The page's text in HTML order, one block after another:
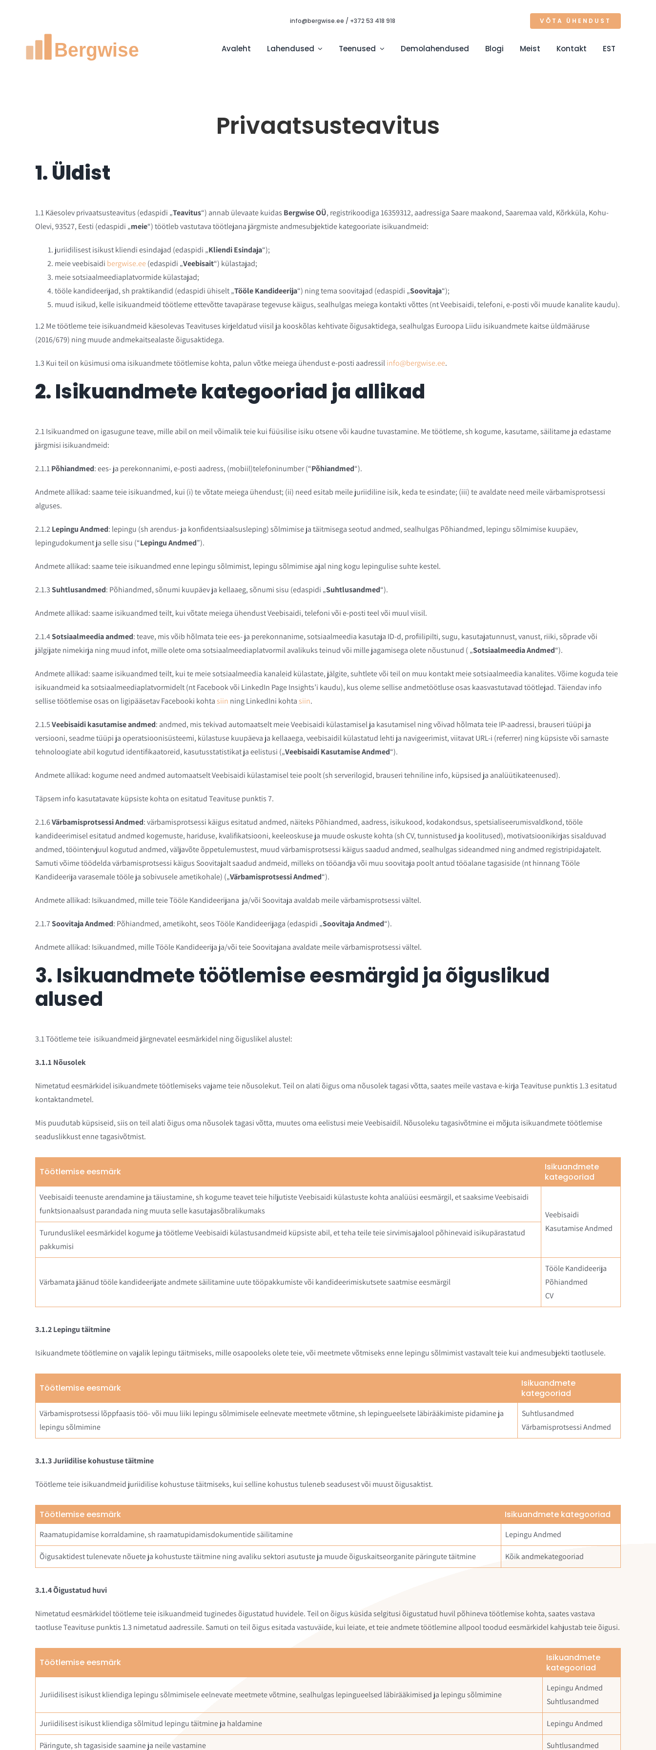
info@bergwise.ee / +372 53 418 918 VÕTA ÜHENDUST
Avaleht Lahendused Teenused Demolahendused Blogi Meist Kontakt EST
Privaatsusteavitus
1. Üldist
1.1 Käesolev privaatsusteavitus (edaspidi „Teavitus“) annab ülevaate kuidas Bergwise OÜ, registrikoodiga 16359312, aadressiga Saare maakond, Saaremaa vald, Kõrkküla, Kohu-
Olevi, 93527, Eesti (edaspidi „meie“) töötleb vastutava töötlejana järgmiste andmesubjektide kategooriate isikuandmeid:
juriidilisest isikust kliendi esindajad (edaspidi „Kliendi Esindaja“);
meie veebisaidi bergwise.ee(edaspidi „Veebisait“) külastajad;
meie sotsiaalmeediaplatvormide külastajad;
tööle kandideerijad, sh praktikandid (edaspidi ühiselt „Tööle Kandideerija“) ning tema soovitajad (edaspidi „Soovitaja“);
muud isikud, kelle isikuandmeid töötleme ettevõtte tavapärase tegevuse käigus, sealhulgas meiega kontakti võttes (nt Veebisaidi, telefoni, e-posti või muude kanalite kaudu).
1.2Me töötleme teie isikuandmeid käesolevas Teavituses kirjeldatud viisil ja kooskõlas kehtivate õigusaktidega, sealhulgas Euroopa Liidu isikuandmete kaitse üldmääruse
(2016/679) ning muude andmekaitsealaste õigusaktidega.
1.3 Kui teil on küsimusi oma isikuandmete töötlemise kohta, palun võtke meiega ühendust e-posti aadressilinfo@bergwise.ee.
2. Isikuandmete kategooriad ja allikad
2.1Isikuandmed on igasugune teave, mille abil on meil võimalik teie kui füüsilise isiku otsene või kaudne tuvastamine. Me töötleme, sh kogume, kasutame, säilitame ja edastame
järgmisi isikuandmeid:
2.1.1Põhiandmed: ees- ja perekonnanimi, e-posti aadress, (mobiil)telefoninumber (“Põhiandmed“).
Andmete allikad: saame teie isikuandmed, kui (i) te võtate meiega ühendust; (ii) need esitab meile juriidiline isik, keda te esindate; (iii) te avaldate need meile värbamisprotsessi
alguses.
2.1.2Lepingu Andmed: lepingu (sh arendus- ja konfidentsiaalsusleping) sõlmimise ja täitmisega seotud andmed, sealhulgas Põhiandmed, lepingu sõlmimise kuupäev,
lepingudokument ja selle sisu (“Lepingu Andmed”).
Andmete allikad: saame teie isikuandmed enne lepingu sõlmimist, lepingu sõlmimise ajal ning kogu lepingulise suhte kestel.
2.1.3Suhtlusandmed: Põhiandmed, sõnumi kuupäev ja kellaaeg, sõnumi sisu (edaspidi „Suhtlusandmed“).
Andmete allikad: saame isikuandmed teilt, kui võtate meiega ühendust Veebisaidi, telefoni või e-posti teel või muul viisil.
2.1.4Sotsiaalmeedia andmed: teave, mis võib hõlmata teie ees- ja perekonnanime, sotsiaalmeedia kasutaja ID-d, profiilipilti, sugu, kasutajatunnust, vanust, riiki, sõprade või
jälgijate nimekirja ning muud infot, mille olete oma sotsiaalmeediaplatvormil avalikuks teinud või mille jagamisega olete nõustunud ( „Sotsiaalmeedia Andmed“).
Andmete allikad: saame isikuandmed teilt, kui te meie sotsiaalmeedia kanaleid külastate, jälgite, suhtlete või teil on muu kontakt meie sotsiaalmeedia kanalites. Võime koguda teie
isikuandmeid ka sotsiaalmeediaplatvormidelt (nt Facebook või LinkedIn Page Insights’i kaudu), kus oleme sellise andmetöötluse osas kaasvastutavad töötlejad. Täiendav info
sellise töötlemise osas on ligipääsetav Facebooki kohta siin ning LinkedIni kohta siin.
2.1.5Veebisaidi kasutamise andmed: andmed, mis tekivad automaatselt meie Veebisaidi külastamisel ja kasutamisel ning võivad hõlmata teie IP-aadressi, brauseri tüüpi ja
versiooni, seadme tüüpi ja operatsioonisüsteemi, külastuse kuupäeva ja kellaaega, veebisaidil külastatud lehti ja navigeerimist, viitavat URL-i (referrer) ning küpsiste või sarnaste
tehnoloogiate abil kogutud identifikaatoreid, kasutusstatistikat ja eelistusi („Veebisaidi Kasutamise Andmed“).
Andmete allikad: kogume need andmed automaatselt Veebisaidi külastamisel teie poolt (sh serverilogid, brauseri tehniline info, küpsised ja analüütikateenused).
Täpsem info kasutatavate küpsiste kohta on esitatud Teavituse punktis 7.
2.1.6Värbamisprotsessi Andmed: värbamisprotsessi käigus esitatud andmed, näiteks Põhiandmed, aadress, isikukood, kodakondsus, spetsialiseerumisvaldkond, tööle
kandideerimisel esitatud andmed kogemuste, hariduse, kvalifikatsiooni, keeleoskuse ja muude oskuste kohta (sh CV, tunnistused ja koolitused), motivatsioonikirjas sisalduvad
andmed, tööintervjuul kogutud andmed, väljavõte õppetulemustest, muud värbamisprotsessi käigus saadud andmed, sealhulgas sideandmed ning andmed registripidajatelt.
Samuti võime töödelda värbamisprotsessi käigus Soovitajalt saadud andmeid, milleks on tööandja või muu soovitaja poolt antud tööalane tagasiside (nt hinnang Tööle
Kandideerija varasemale tööle ja sobivusele ametikohale) („Värbamisprotsessi Andmed“).
Andmete allikad: Isikuandmed, mille teie Tööle Kandideerijana ja/või Soovitaja avaldab meile värbamisprotsessi vältel.
2.1.7Soovitaja Andmed: Põhiandmed, ametikoht, seos Tööle Kandideerijaga (edaspidi „Soovitaja Andmed“).
Andmete allikad: Isikuandmed, mille Tööle Kandideerija ja/või teie Soovitajana avaldate meile värbamisprotsessi vältel.
3. Isikuandmete töötlemise eesmärgid ja õiguslikud
alused
3.1Töötleme teie isikuandmeid järgnevatel eesmärkidel ning õiguslikel alustel:
3.1.1 Nõusolek
Nimetatud eesmärkidel isikuandmete töötlemiseks vajame teie nõusolekut. Teil on alati õigus oma nõusolek tagasi võtta, saates meile vastava e-kirja Teavituse punktis 1.3 esitatud
kontaktandmetel.
Mis puudutab küpsiseid, siis on teil alati õigus oma nõusolek tagasi võtta, muutes oma eelistusi meie Veebisaidil. Nõusoleku tagasivõtmine ei mõjuta isikuandmete töötlemise
seaduslikkust enne tagasivõtmist.
Töötlemise eesmärk
Isikuandmete
kategooriad
Veebisaidi teenuste arendamine ja täiustamine, sh kogume teavet teie hiljutiste Veebisaidi külastuste kohta analüüsi eesmärgil, et saaksime Veebisaidi
funktsionaalsust parandada ning muuta selle kasutajasõbralikumaks
Veebisaidi
Kasutamise Andmed
Turunduslikel eesmärkidel kogume ja töötleme Veebisaidi külastusandmeid küpsiste abil, et teha teile teie sirvimisajalool põhinevaid isikupärastatud
pakkumisi
Värbamata jäänud tööle kandideerijate andmete säilitamine uute tööpakkumiste või kandideerimiskutsete saatmise eesmärgil
Tööle Kandideerija
Põhiandmed
CV
3.1.2 Lepingu täitmine
Isikuandmete töötlemine on vajalik lepingu täitmiseks, mille osapooleks olete teie, või meetmete võtmiseks enne lepingu sõlmimist vastavalt teie kui andmesubjekti taotlusele.
Töötlemise eesmärk
Isikuandmete
kategooriad
Värbamisprotsessi lõppfaasis töö- või muu liiki lepingu sõlmimisele eelnevate meetmete võtmine, sh lepingueelsete läbirääkimiste pidamine ja
lepingu sõlmimine
Suhtlusandmed
Värbamisprotsessi Andmed
3.1.3 Juriidilise kohustuse täitmine
Töötleme teie isikuandmeid juriidilise kohustuse täitmiseks, kui selline kohustus tuleneb seadusest või muust õigusaktist.
Töötlemise eesmärk Isikuandmete kategooriad
Raamatupidamise korraldamine, sh raamatupidamisdokumentide säilitamine Lepingu Andmed
Õigusaktidest tulenevate nõuete ja kohustuste täitmine ning avaliku sektori asutuste ja muude õiguskaitseorganite päringute täitmine Kõik andmekategooriad
3.1.4 Õigustatud huvi
Nimetatud eesmärkidel töötleme teie isikuandmeid tuginedes õigustatud huvidele. Teil on õigus küsida selgitusi õigustatud huvil põhineva töötlemise kohta, saates vastava
taotluse Teavituse punktis 1.3 nimetatud aadressile. Samuti on teil õigus esitada vastuväide, kui leiate, et teie andmete töötlemine allpool toodud eesmärkidel kahjustab teie õigusi.
Töötlemise eesmärk
Isikuandmete
kategooriad
Juriidilisest isikust kliendiga lepingu sõlmimisele eelnevate meetmete võtmine, sealhulgas lepingueelsed läbirääkimised ja lepingu sõlmimine
Lepingu Andmed
Suhtlusandmed
Juriidilisest isikust kliendiga sõlmitud lepingu täitmine ja haldamine Lepingu Andmed
Päringute, sh tagasiside saamine ja neile vastamine Suhtlusandmed